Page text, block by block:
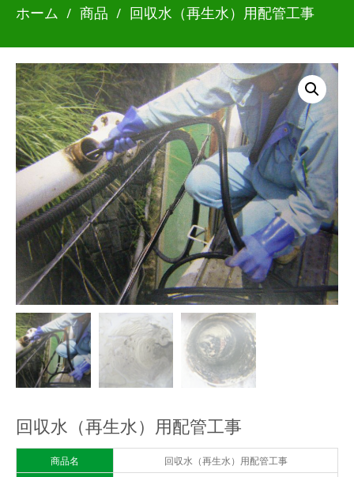
ホーム 商品 回収水（再生水）用配管工事
回収水（再生水）用配管工事
商品名 回収水（再生水）用配管工事